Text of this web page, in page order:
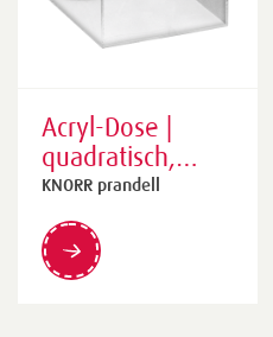
Acryl-Dose |
quadratisch,
75×75×50 mm,
transparent
KNORR prandell